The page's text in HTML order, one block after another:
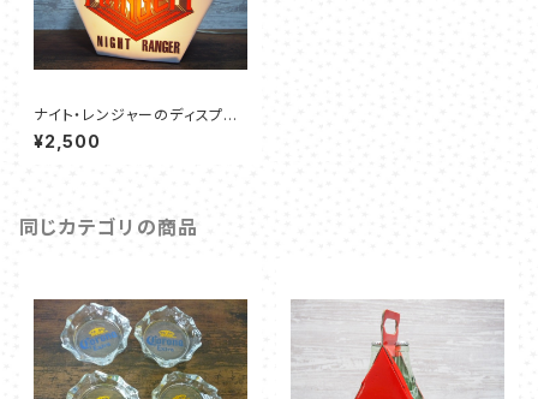
ナイト・レンジャーのディスプレ
イランプ
¥2,500
同じカテゴリの商品